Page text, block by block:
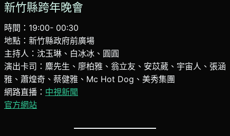
新竹縣跨年晚會
時間：19:00- 00:30
地點：新竹縣政府前廣場
主持人：沈玉琳、白冰冰、圓圓
演出卡司：麋先生、廖柏雅、翁立友、安苡葳、宇宙人、張涵
雅、蕭煌奇、蔡健雅、Mc Hot Dog、美秀集團
網路直播： 中視新聞
官方網站